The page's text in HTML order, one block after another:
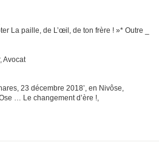
La paille, de L’œil, de ton frère ! »* Outre _
Avocat
23 décembre 2018’, en Nivôse,
… Le changement d’ère !,